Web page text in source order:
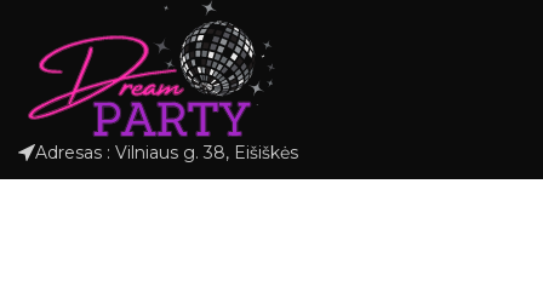
Adresas : Vilniaus g. 38, Eišiškės